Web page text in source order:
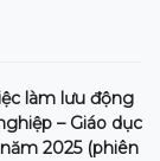
làm lưu động
– Giáo dục
2025 (phiên